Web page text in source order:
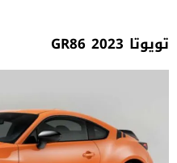
تويوتا GR86 2023